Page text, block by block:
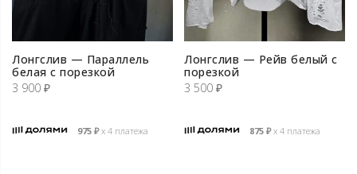
Лонгслив — Параллель
белая с порезкой
3 900 ₽
975 ₽х 4 платежа
Лонгслив — Рейв белый с
порезкой
3 500 ₽
875 ₽х 4 платежа